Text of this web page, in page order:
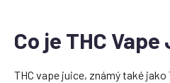
Co je THC
THC vape juice, známý také jako